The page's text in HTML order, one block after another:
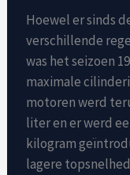
Hoewel er sinds
verschillende
was het seizoen
maximale
motoren werd
liter en er werd
kilogram
lagere